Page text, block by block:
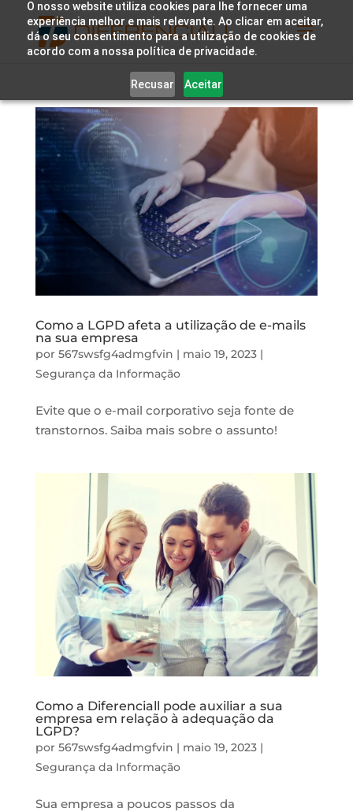
O nosso website utiliza cookies para lhe fornecer uma
experiência melhor e mais relevante. Ao clicar em aceitar,
dá o seu consentimento para a utilização de cookies de
acordo com a nossa política de privacidade.
Recusar Aceitar
Como a LGPD afeta a utilização de e-mails
na sua empresa
por 567swsfg4admgfvin | maio 19, 2023|
Segurança da Informação
Evite que o e-mail corporativo seja fonte de
transtornos. Saiba mais sobre o assunto!
Como a Diferenciall pode auxiliar a sua
empresa em relação à adequação da
LGPD?
por 567swsfg4admgfvin | maio 19, 2023|
Segurança da Informação
Sua empresa a poucos passos da